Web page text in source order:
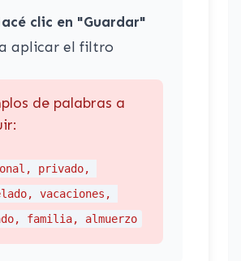
clic en "Guardar"
aplicar el filtro
de palabras a
privado,
vacaciones,
familia, almuerzo